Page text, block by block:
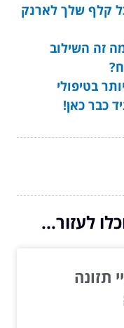
כל קלף שלך לארנק
זה השילוב
בטיפולי
כבר כאן!
לעזור...
תזונה